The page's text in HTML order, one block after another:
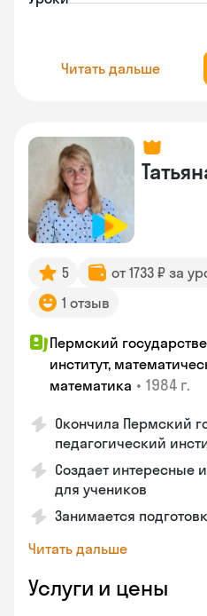
Читать дальше
5 от 1733 ₽ за
1 отзыв
Пермский
институт,
математика • 1984 г.
Окончила Пермский
педагогический
Создает интересные
для учеников
Занимается
Читать дальше
Услуги и цены